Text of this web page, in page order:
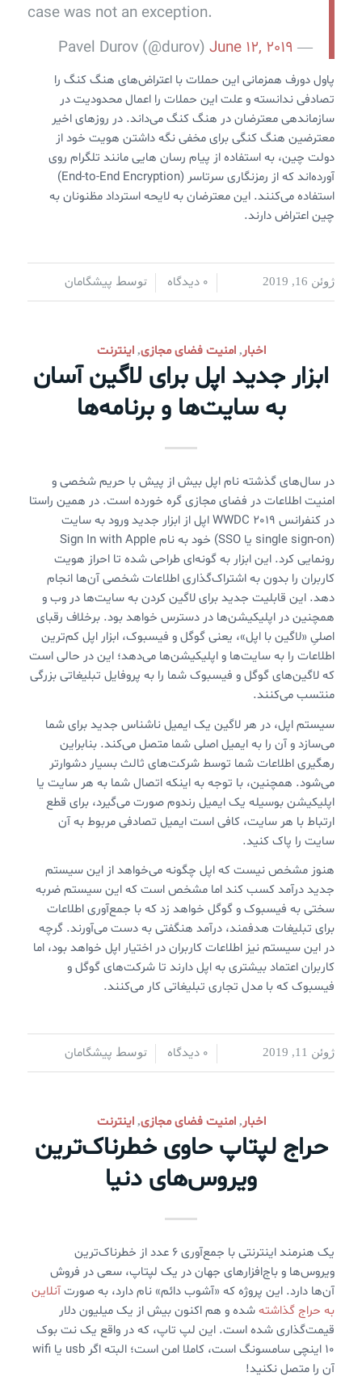
case was not an exception.
— Pavel Durov (@durov)
June 12, 2019
پاول دورف همزمانی این حملات با اعتراض‌های هنگ کنگ را
تصادفی ندانسته و علت این حملات را اعمال محدودیت در
سازماندهی معترضان در هنگ کنگ می‌داند. در روزهای اخیر
معترضین هنگ کنگی برای مخفی نگه داشتن هویت خود از
دولت چین، به استفاده از پیام رسان هایی مانند تلگرام روی
آورده‌اند که از رمزنگاری سرتاسر (End-to-End Encryption)
استفاده می‌کنند. این معترضان به لایحه استرداد مظنونان به
چین اعتراض دارند.
ژوئن 16, 2019 / 0 دیدگاه/ توسط پیشگامان
اخبار,امنیت فضای مجازی,اینترنت
ابزار جدید اپل برای لاگین آسان
به سایت‌ها و برنامه‌ها
در سال‌های گذشته نام اپل بیش از پیش با حریم شخصی و
امنیت اطلاعات در فضای مجازی گره خورده است. در همین راستا
در کنفرانس WWDC 2019 اپل از ابزار جدید ورود به سایت
(single sign-on یا SSO) خود به نام Sign In with Apple
رونمایی کرد. این ابزار به گونه‌ای طراحی شده تا احراز هویت
کاربران را بدون به اشتراک‌گذاری اطلاعات شخصی آن‌ها انجام
دهد. این قابلیت جدید برای لاگین کردن به سایت‌ها در وب و
همچنین در اپلیکیشن‌ها در دسترس خواهد بود. برخلاف رقبای
اصلیِ «لاگین با اپل»، یعنی گوگل و فیسبوک، ابزار اپل کم‌ترین
اطلاعات را به سایت‌ها و اپلیکیشن‌ها می‌دهد؛ این در حالی است
که لاگین‌های گوگل و فیسبوک شما را به پروفایل تبلیغاتی بزرگی
منتسب می‌کنند.
سیستم اپل، در هر لاگین یک ایمیل ناشناس جدید برای شما
می‌سازد و آن را به ایمیل اصلی شما متصل می‌کند. بنابراین
رهگیری اطلاعات شما توسط شرکت‌های ثالث بسیار دشوارتر
می‌شود. همچنین، با توجه به اینکه اتصال شما به هر سایت یا
اپلیکیشن بوسیله یک ایمیل رندوم صورت می‌گیرد، برای قطع
ارتباط با هر سایت، کافی است ایمیل تصادفی مربوط به آن
سایت را پاک کنید.
هنوز مشخص نیست که اپل چگونه می‌خواهد از این سیستم
جدید درآمد کسب کند اما مشخص است که این سیستم ضربه
سختی به فیسبوک و گوگل خواهد زد که با جمع‌آوری اطلاعات
برای تبلیغات هدفمند، درآمد هنگفتی به دست می‌آورند. گرچه
در این سیستم نیز اطلاعات کاربران در اختیار اپل خواهد بود، اما
کاربران اعتماد بیشتری به اپل دارند تا شرکت‌های گوگل و
فیسبوک که با مدل تجاری تبلیغاتی کار می‌کنند.
ژوئن 11, 2019 / 0 دیدگاه/ توسط پیشگامان
اخبار,امنیت فضای مجازی,اینترنت
حراج لپتاپ حاوی خطرناک‌ترین
ویروس‌های دنیا
یک هنرمند اینترنتی با جمع‌آوری ۶ عدد از خطرناک‌ترین
ویروس‌ها و باج‌افزارهای جهان در یک لپتاپ، سعی در فروش
آن‌ها دارد. این پروژه که «آشوب دائم» نام دارد، به صورتآنلاین
به حراج گذاشتهشده و هم اکنون بیش از یک میلیون دلار
قیمت‌گذاری شده است. این لپ تاپ، که در واقع یک نت بوک
۱۰ اینچی سامسونگ است، کاملا امن است؛ البته اگر usb یا wifi
آن را متصل نکنید!